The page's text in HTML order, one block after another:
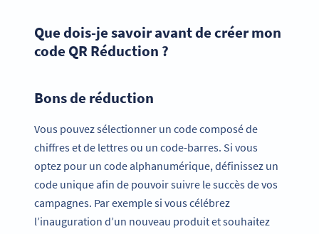
Que dois-je savoir avant de créer mon
code QR Réduction ?
Bons de réduction
Vous pouvez sélectionner un code composé de
chiffres et de lettres ou un code-barres. Si vous
optez pour un code alphanumérique, définissez un
code unique afin de pouvoir suivre le succès de vos
campagnes. Par exemple si vous célébrez
l’inauguration d’un nouveau produit et souhaitez